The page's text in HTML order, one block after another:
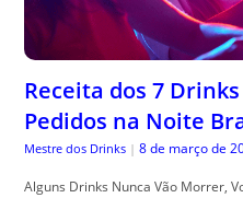
Receita dos 7
Pedidos na Noite
Mestre dos Drinks | 8 de março de
Alguns Drinks Nunca Vão Morrer,